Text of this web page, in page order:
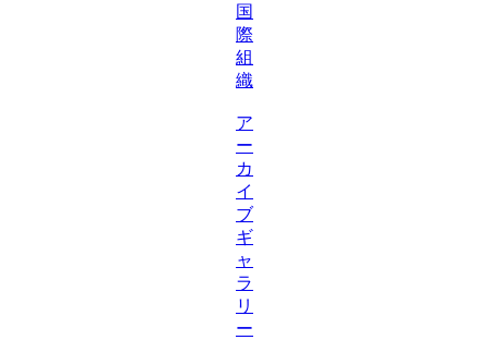
国
際
組
織
ア
ー
カ
イ
ブ
ギ
ャ
ラ
リ
ー